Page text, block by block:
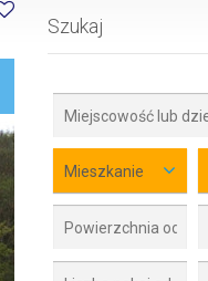
Szukaj
Mieszkanie